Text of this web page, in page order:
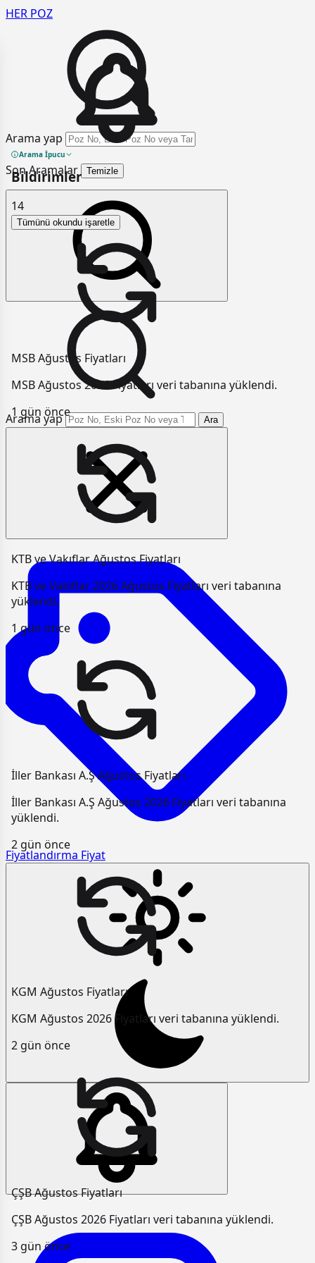
HER POZ
Arama yap
Arama İpucu
Son Aramalar Temizle
Arama yap Ara
Fiyatlandırma Fiyat
Bildirimler
14
Tümünü okundu işaretle
MSB Ağustos Fiyatları
MSB Ağustos 2026 Fiyatları veri tabanına yüklendi.
1 gün önce
KTB ve Vakıflar Ağustos Fiyatları
KTB ve Vakıflar 2026 Ağustos Fiyatları veri tabanına
yüklendi.
1 gün önce
İller Bankası A.Ş Ağustos Fiyatları
İller Bankası A.Ş Ağustos 2026 Fiyatları veri tabanına
yüklendi.
2 gün önce
KGM Ağustos Fiyatları
KGM Ağustos 2026 Fiyatları veri tabanına yüklendi.
2 gün önce
ÇŞB Ağustos Fiyatları
ÇŞB Ağustos 2026 Fiyatları veri tabanına yüklendi.
3 gün önce